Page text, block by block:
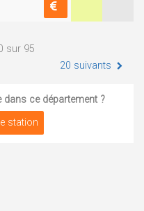
sur 95
20 suivants
dans ce département ?
station